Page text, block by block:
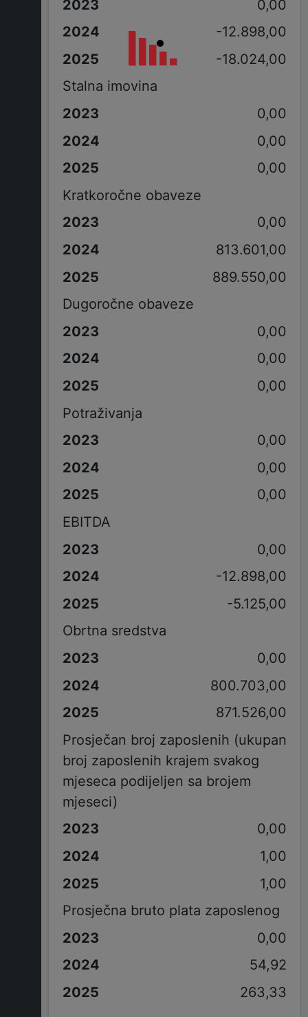
0,00
-12.898,00
-18.024,00
Stalna imovina
0,00
0,00
0,00
Kratkoročne obaveze
0,00
813.601,00
889.550,00
Dugoročne obaveze
0,00
0,00
0,00
Potraživanja
0,00
0,00
0,00
EBITDA
0,00
-12.898,00
-5.125,00
Obrtna sredstva
0,00
800.703,00
871.526,00
Prosječan broj zaposlenih (ukupan
broj zaposlenih krajem svakog
mjeseca podijeljen sa brojem
mjeseci)
0,00
1,00
1,00
Prosječna bruto plata zaposlenog
0,00
54,92
263,33